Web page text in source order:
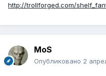
http://trollforged.com/
MoS
Опубликовано 2